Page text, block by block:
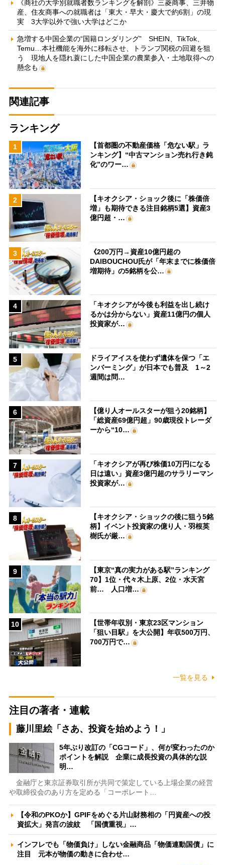
《商社の大学別就職者数ランキングを解剖》三菱商事、三井物
産、住友商事への就職者は「東大・早大・慶大で約6割」の現
実 3大学以外で強い大学はどこか
急増する中国企業の“国籍ロンダリング” SHEIN、TikTok、
Temu…本社機能を海外に移転させ、トランプ関税の回避を狙
う 現地人を隠れ蓑にした中国企業の農業参入・土地取得への
懸念も
関連記事
ランキング
1
【首都圏の不動産価格「危ない駅」ラ
ンキング】“中古マンション売れ行き鈍
化”のワー…
2
【キオクシア・ショック後に「株価倍
増」も期待できる注目銘柄5選】資産3
億円超・…
3
《200万円→資産10億円超の
DAIBOUCHOU氏が「年末までに株価倍
増期待」の5銘柄を公…
4
「キオクシアが今後も利益を出し続け
るかは分からない」資産11億円の個人
投資家が…
5
ドライアイスを使わず遺体を保つ「エ
ンバーミング」が日本でも普及 1～2
週間は問…
6
【億り人オールスターが狙う20銘柄】
「総資産69億円超」90歳現役トレーダ
ーから“10…
7
「キオクシアが再び株価10万円になる
日は遠い」資産3億円超のサラリーマン
投資家が…
8
【キオクシア・ショックの後に狙う5銘
柄】イベント投資家の億り人・羽根英
樹氏が厳…
9
【東京“真の実力がある駅”ランキング
70】1位・代々木上原、2位・水天宮
前… 人口増…
10
【世帯年収別・東京23区マンション
「狙い目駅」を大公開】年収500万円、
700万円で…
一覧を見る
注目の著者・連載
藤川里絵「さあ、投資を始めよう！」
5年ぶり改訂の「CGコード」、何が変わったのか
ポイントを解説 企業に成長投資の具体的な説
明…
金融庁と東京証券取引所が共同で策定している上場企業の経営
や取締役会のあり方を定める「コーポレート…
【令和のPKOか】GPIFをめぐる片山財務相の「円資産への投
資拡大」発言の波紋 「国債重視」…
インフレでも「物価負け」しない金融商品「物価連動国債」に
注目 元本が物価の動きに合わせ…